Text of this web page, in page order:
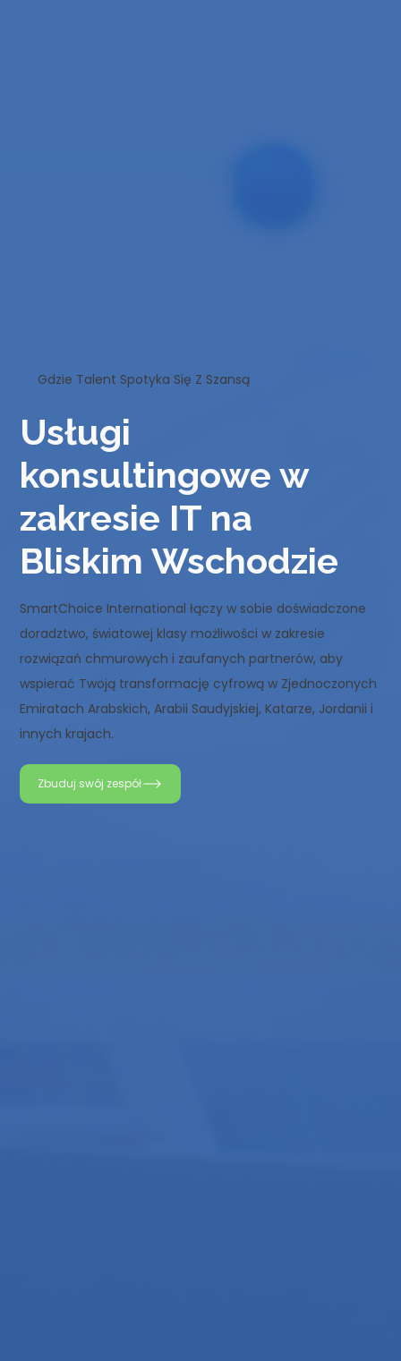
Gdzie Talent Spotyka Się Z Szansą
Usługi
konsultingowe w
zakresie IT na
Bliskim Wschodzie
SmartChoice International łączy w sobie doświadczone
doradztwo, światowej klasy możliwości w zakresie
rozwiązań chmurowych i zaufanych partnerów, aby
wspierać Twoją transformację cyfrową w Zjednoczonych
Emiratach Arabskich, Arabii Saudyjskiej, Katarze, Jordanii i
innych krajach.
Zbuduj swój zespół